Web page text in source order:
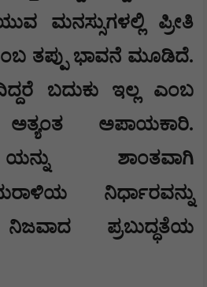
ಮನಸ್ಸುಗಳಲ್ಲಿ ಪ್ರೀತಿ
ತಪ್ಪು ಭಾವನೆ ಮೂಡಿದೆ.
ಬದುಕು ಇಲ್ಲ ಎಂಬ
ಅಪಾಯಕಾರಿ.
ಶಾಂತವಾಗಿ
ನಿರ್ಧಾರವನ್ನು
ಪ್ರಬುದ್ಧತೆಯ